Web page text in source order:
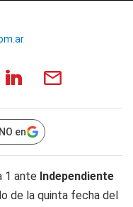
en
1 ante Independiente
de la quinta fecha del